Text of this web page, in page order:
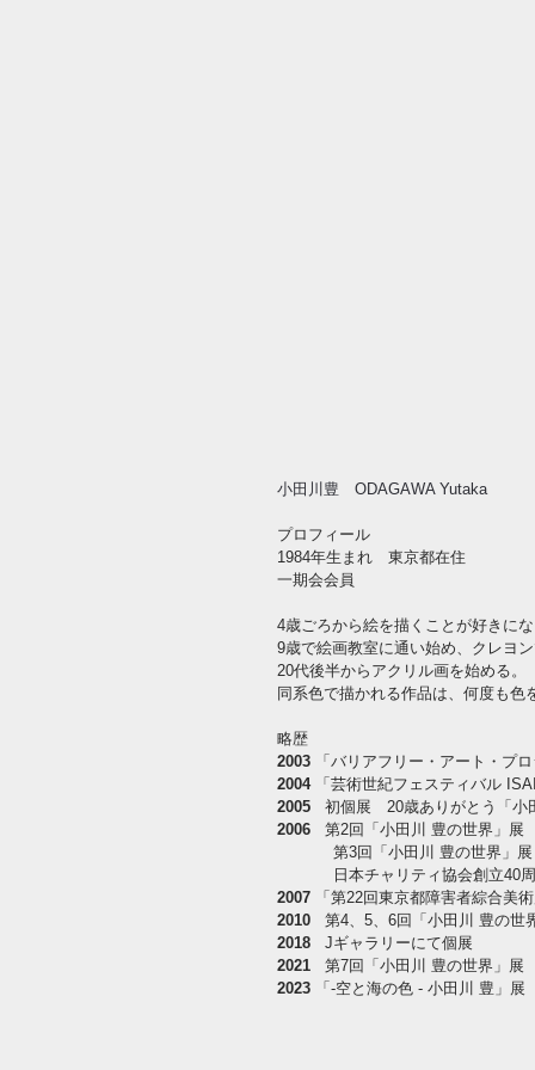
​小田川豊 ODAGAWA Yutaka
プロフィール
1984年生まれ 東京都在住
一期会会員
4歳ごろから絵を描くことが好きに
9歳で絵画教室に通い始め、クレヨ
20代後半からアクリル画を始める。
同系色で描かれる作品は、何度も色
略歴
2003
「バリアフリー・アート・プ
2004
「芸術世紀フェスティバル
2005
初個展 20歳ありがとう「小
2006 第2回「小田川 豊の世界」展
第3回「小田川 豊の世界」展
日本チャリティ協会創立40周
2007
「第22回東京都障害者綜合美
2010 第4、5、6回「小田川 豊の
2018
Jギャラリーにて個展
2021
第7回「小田川 豊の世界」
2023
「-空と海の色 - 小田川 豊」